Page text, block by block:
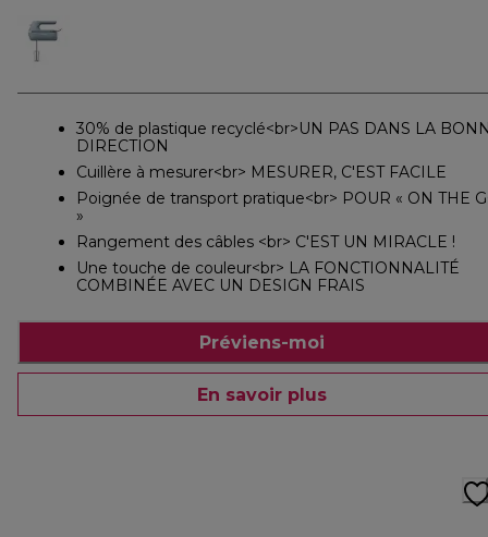
30% de plastique recyclé<br>UN PAS DANS LA
DIRECTION
Cuillère à mesurer<br> MESURER, C'EST FACILE
Poignée de transport pratique<br> POUR « ON THE
»
Rangement des câbles <br> C'EST UN MIRACLE !
Une touche de couleur<br> LA FONCTIONNALITÉ
COMBINÉE AVEC UN DESIGN FRAIS
Préviens-moi
En savoir plus